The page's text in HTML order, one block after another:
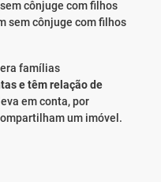
cônjuge com filhos
sem cônjuge com filhos
famílias
e têm relação de
em conta, por
um imóvel.